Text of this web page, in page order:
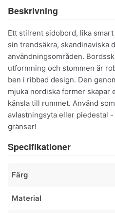
Beskrivning
Ett stilrent sidobord, lika
sin trendsäkra, skandinaviska
användningsområden.
utformning och stommen är
ben i ribbad design. Den
mjuka nordiska former skapar
känsla till rummet. Använd
avlastningsyta eller piedestal
gränser!
Specifikationer
Färg
Material